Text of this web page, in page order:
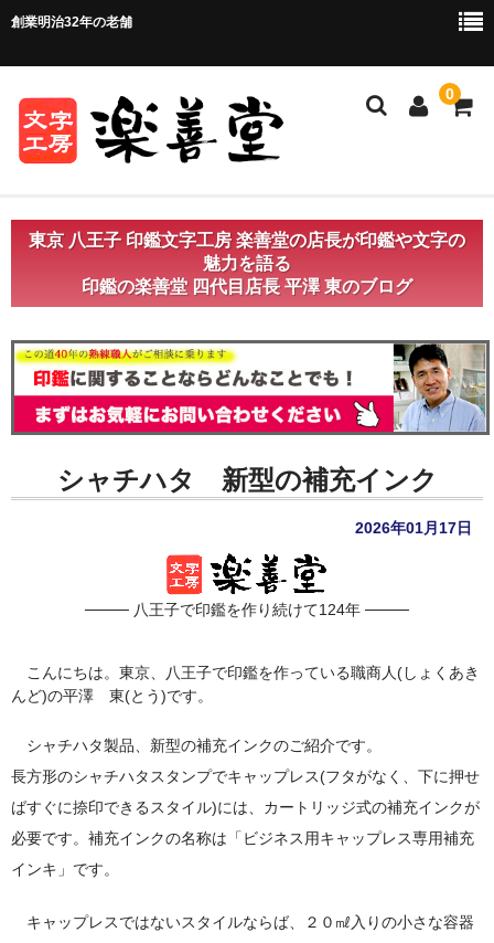
創業明治32年の老舗
0
ホーム
ご注文方法
お支払い方法・送料について
店舗情報
店長ブログ
印鑑リフォーム
外国人向けショップ
東京 八王子 印鑑文字工房 楽善堂の店長が印鑑や文字の
魅力を語る
印鑑の楽善堂 四代目店長 平澤 東のブログ
シャチハタ 新型の補充インク
2026年01月17日
──── 八王子で印鑑を作り続けて124年 ────
こんにちは。東京、八王子で印鑑を作っている職商人(しょくあき
んど)の平澤 東(とう)です。
シャチハタ製品、新型の補充インクのご紹介です。
長方形のシャチハタスタンプでキャップレス(フタがなく、下に押せ
ばすぐに捺印できるスタイル)には、カートリッジ式の補充インクが
必要です。補充インクの名称は「ビジネス用キャップレス専用補充
インキ」です。
キャップレスではないスタイルならば、２０㎖入りの小さな容器